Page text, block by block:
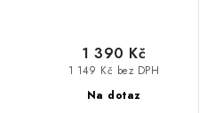
Na dotaz
1 149 Kč bez DPH
1 390 Kč